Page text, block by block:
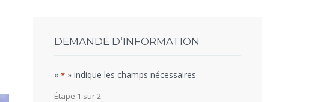
DEMANDE D’INFORMATION
« * » indique les champs nécessaires
Étape 1 sur2